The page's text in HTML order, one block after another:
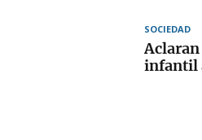
SOCIEDAD
Aclaran
infantil